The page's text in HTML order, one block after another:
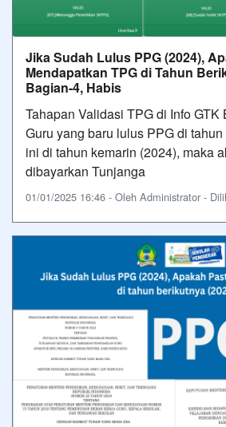
Jika Sudah Lulus PPG (2024),
Mendapatkan TPG di Tahun
Bagian-4, Habis
Tahapan Validasi TPG di Info GTK
Guru yang baru lulus PPG di
ini di tahun kemarin (2024), maka
dibayarkan Tunjanga
01/01/2025 16:46 - Oleh Administrator -